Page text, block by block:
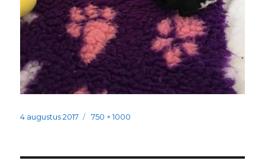
Geplaatst
4 augustus 2017
Volledige
750 × 1000